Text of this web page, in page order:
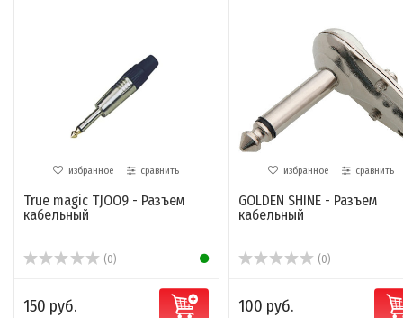
избранное сравнить
True magic TJOO9 - Разъем
кабельный
(0)
150 руб.
избранное сравнить
GOLDEN SHINE - Разъем
кабельный
(0)
100 руб.